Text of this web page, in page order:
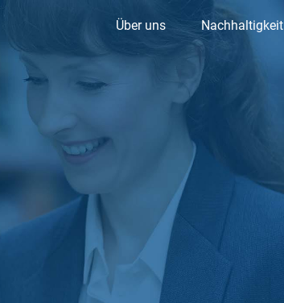
Über uns Nachhaltigkeit